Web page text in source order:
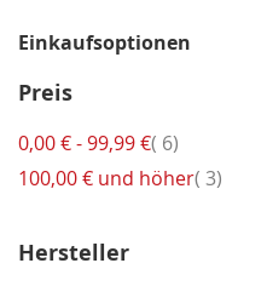
Einkaufsoptionen
Preis
0,00 €-99,99 € 6Artikel
100,00 € und höher 3Artikel
Hersteller